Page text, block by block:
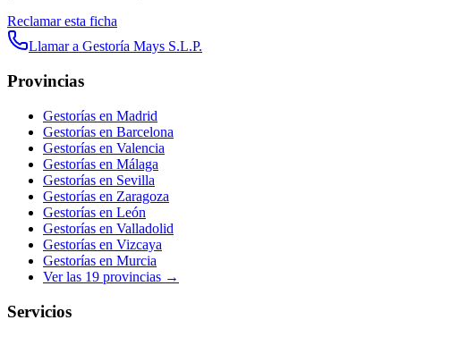
Reclamar esta ficha
Llamar a Gestoría Mays S.L.P.
Provincias
Gestorías en Madrid
Gestorías en Barcelona
Gestorías en Valencia
Gestorías en Málaga
Gestorías en Sevilla
Gestorías en Zaragoza
Gestorías en León
Gestorías en Valladolid
Gestorías en Vizcaya
Gestorías en Murcia
Ver las 19 provincias →
Servicios